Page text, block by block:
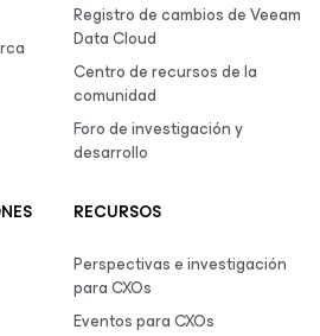
Registro de cambios de Veeam
Data Cloud
Centro de recursos de la
comunidad
Foro de investigación y
desarrollo
RECURSOS
Perspectivas e investigación
para CXOs
Eventos para CXOs